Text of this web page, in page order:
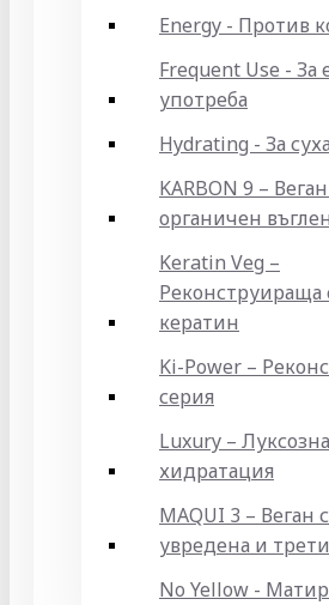
Energy - Против
Frequent Use - За
употреба
Hydrating - За
KARBON 9 –
органичен въглен
Keratin Veg –
Реконструираща
кератин
Ki-Power –
серия
Luxury – Луксозна
хидратация
MAQUI 3 – Веган
увредена и
No Yellow -